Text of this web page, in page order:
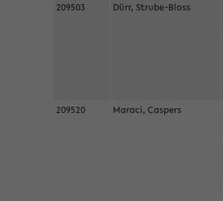
209503 Dürr, Strube-Bloss
209520 Maraci, Caspers